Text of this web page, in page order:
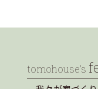
tomohouse’s